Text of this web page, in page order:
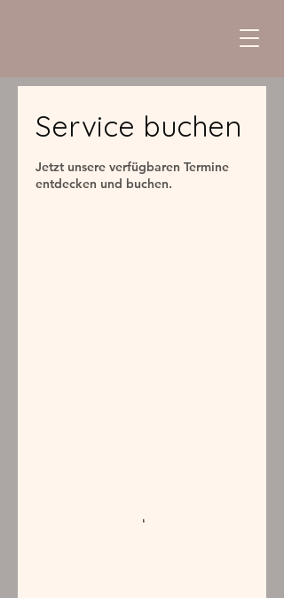
Service buchen
Jetzt unsere verfügbaren Termine
entdecken und buchen.